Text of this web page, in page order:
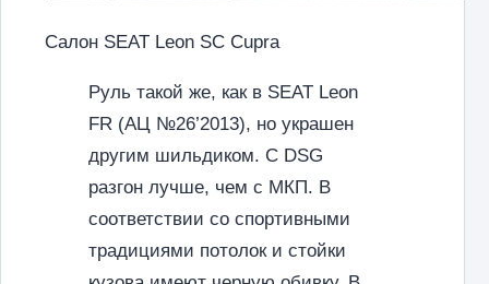
Салон SEAT Leon SC Cupra
Руль такой же, как в SEAT Leon
FR (АЦ №26’2013), но украшен
другим шильдиком. С DSG
разгон лучше, чем с МКП. В
соответствии со спортивными
традициями потолок и стойки